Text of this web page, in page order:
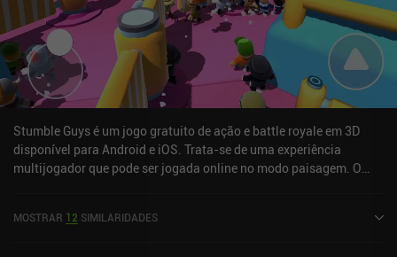
Stumble Guys é um jogo gratuito de ação e battle royale em 3D
disponível para Android e iOS. Trata-se de uma experiência
multijogador que pode ser jogada online no modo paisagem. O
avaliação atual de 4,7 em 5,0 no Google Play e 4,4 em 5,0 na App
MOSTRAR 12 SIMILARIDADES